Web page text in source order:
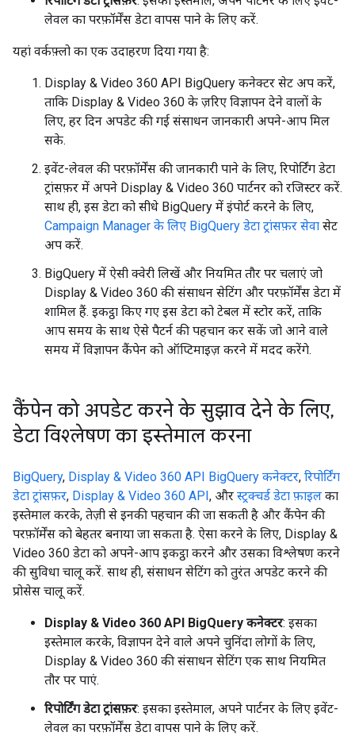
लेवल का परफ़ॉर्मेंस डेटा वापस पाने के लिए करें.
यहां वर्कफ़्लो का एक उदाहरण दिया गया है:
Display & Video 360 API BigQuery कनेक्टर सेट अप करें,
ताकि Display & Video 360 के ज़रिए विज्ञापन देने वालों के
लिए, हर दिन अपडेट की गई संसाधन जानकारी अपने-आप मिल
सके.
इवेंट-लेवल की परफ़ॉर्मेंस की जानकारी पाने के लिए, रिपोर्टिंग डेटा
ट्रांसफ़र में अपने Display & Video 360 पार्टनर को रजिस्टर करें.
साथ ही, इस डेटा को सीधे BigQuery में इंपोर्ट करने के लिए,
Campaign Manager के लिए BigQuery डेटा ट्रांसफ़र सेवा सेट
अप करें.
BigQuery में ऐसी क्वेरी लिखें और नियमित तौर पर चलाएं जो
Display & Video 360 की संसाधन सेटिंग और परफ़ॉर्मेंस डेटा में
शामिल हैं. इकट्ठा किए गए इस डेटा को टेबल में स्टोर करें, ताकि
आप समय के साथ ऐसे पैटर्न की पहचान कर सकें जो आने वाले
समय में विज्ञापन कैंपेन को ऑप्टिमाइज़ करने में मदद करेंगे.
कैंपेन को अपडेट करने के सुझाव देने के लिए,
डेटा विश्लेषण का इस्तेमाल करना
BigQuery, Display & Video 360 API BigQuery कनेक्टर, रिपोर्टिंग
डेटा ट्रांसफ़र, Display & Video 360 API, और स्ट्रक्चर्ड डेटा फ़ाइल का
इस्तेमाल करके, तेज़ी से इनकी पहचान की जा सकती है और कैंपेन की
परफ़ॉर्मेंस को बेहतर बनाया जा सकता है. ऐसा करने के लिए, Display &
Video 360 डेटा को अपने-आप इकट्ठा करने और उसका विश्लेषण करने
की सुविधा चालू करें. साथ ही, संसाधन सेटिंग को तुरंत अपडेट करने की
प्रोसेस चालू करें.
Display & Video 360 API BigQuery कनेक्टर: इसका
इस्तेमाल करके, विज्ञापन देने वाले अपने चुनिंदा लोगों के लिए,
Display & Video 360 की संसाधन सेटिंग एक साथ नियमित
तौर पर पाएं.
रिपोर्टिंग डेटा ट्रांसफ़र: इसका इस्तेमाल, अपने पार्टनर के लिए इवेंट-
लेवल का परफ़ॉर्मेंस डेटा वापस पाने के लिए करें.